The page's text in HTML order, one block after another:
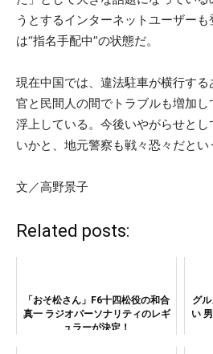
うとするインターネットユーザー
は“指名手配中”の状態だ。
現在中国では、違法駐車が横行す
官と民間人の間でトラブルも増加
浮上している。今後いやがらせと
いかと、地元警察も戦々恐々だとい
文／高野景子
Related posts:
「おそ松さん」F6十四松役の和合
真一 ラジオパーソナリティのレギ
ュラーが決定！
グ
い